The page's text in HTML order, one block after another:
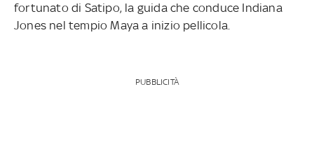
fortunato di Satipo, la guida che conduce Indiana
Jones nel tempio Maya a inizio pellicola.
PUBBLICITÀ